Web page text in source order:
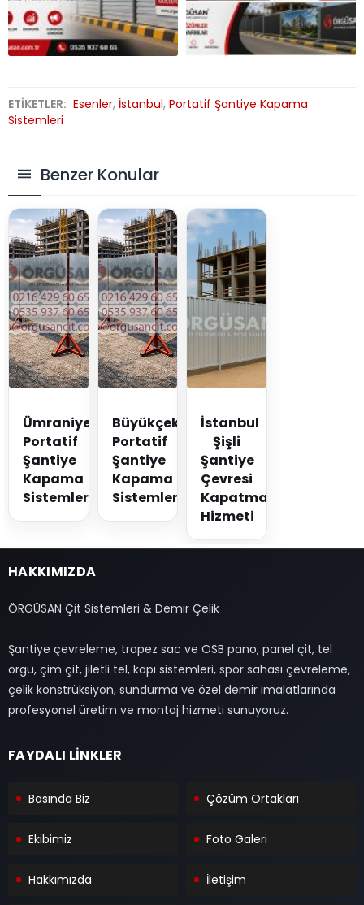
ETİKETLER: Esenler, İstanbul, Portatif Şantiye Kapama
Sistemleri
Benzer Konular
Ümraniye
Portatif
Şantiye
Kapama
Sistemleri
Büyükçekmece
Portatif
Şantiye
Kapama
Sistemleri
İstanbul
Şişli
Şantiye
Çevresi
Kapatma
Hizmeti
HAKKIMIZDA
ÖRGÜSAN Çit Sistemleri & Demir Çelik
Şantiye çevreleme, trapez sac ve OSB pano, panel çit, tel
örgü, çim çit, jiletli tel, kapı sistemleri, spor sahası çevreleme,
çelik konstrüksiyon, sundurma ve özel demir imalatlarında
profesyonel üretim ve montaj hizmeti sunuyoruz.
FAYDALI LİNKLER
Basında Biz Çözüm Ortakları
Ekibimiz Foto Galeri
Hakkımızda İletişim